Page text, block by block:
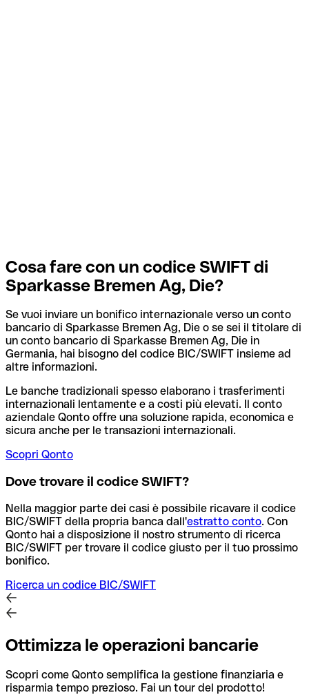
Cosa fare con un codice SWIFT di
Sparkasse Bremen Ag, Die?
Se vuoi inviare un bonifico internazionale verso un conto
bancario di Sparkasse Bremen Ag, Die o se sei il titolare di
un conto bancario di Sparkasse Bremen Ag, Die in
Germania, hai bisogno del codice BIC/SWIFT insieme ad
altre informazioni.
Le banche tradizionali spesso elaborano i trasferimenti
internazionali lentamente e a costi più elevati. Il conto
aziendale Qonto offre una soluzione rapida, economica e
sicura anche per le transazioni internazionali.
Scopri Qonto
Dove trovare il codice SWIFT?
Nella maggior parte dei casi è possibile ricavare il codice
BIC/SWIFT della propria banca dall'estratto conto. Con
Qonto hai a disposizione il nostro strumento di ricerca
BIC/SWIFT per trovare il codice giusto per il tuo prossimo
bonifico.
Ricerca un codice BIC/SWIFT
Ottimizza le operazioni bancarie
Scopri come Qonto semplifica la gestione finanziaria e
risparmia tempo prezioso. Fai un tour del prodotto!